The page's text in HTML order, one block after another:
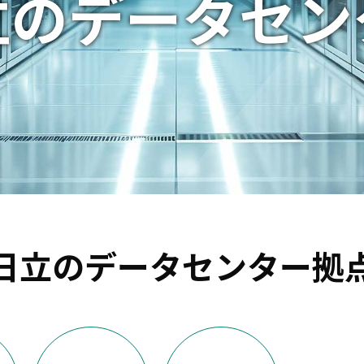
データセ
立のデータセンター拠